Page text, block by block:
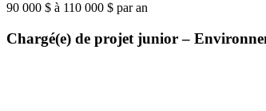
90 000 $ à 110 000 $ par an
Chargé(e) de projet junior –